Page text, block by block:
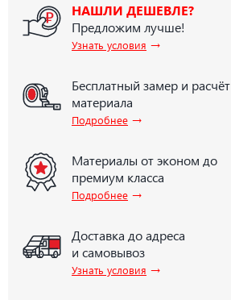
НАШЛИ ДЕШЕВЛЕ?
Предложим лучше!
Узнать условия →
Бесплатный замер и расчёт
материала
Подробнее →
Материалы от эконом до
премиум класса
Подробнее →
Доставка до адреса
и самовывоз
Узнать условия →